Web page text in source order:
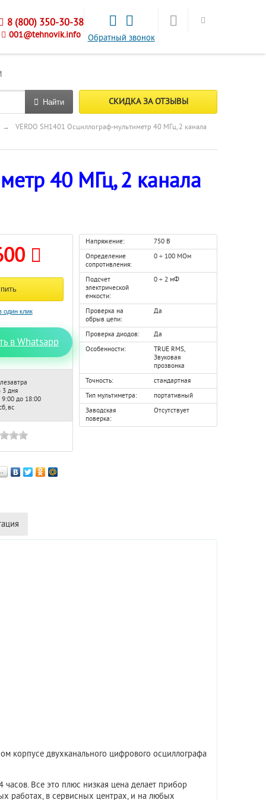
Обратный звонок
8 (800) 350-30-38
001@tehnovik.info
Найти СКИДКА ЗА ОТЗЫВЫ
→
VERDO SH1401 Осциллограф-мультиметр 40 МГц, 2 канала
40 МГц, 2 канала
в Whatsapp
3 дня
до 18:00
вс
Напряжение:
750 В
Определение
сопротивления:
0 ÷ 100 МОм
Подсчет
электрической
емкости:
0 ÷ 2 мФ
Проверка на
обрыв цепи:
Да
Проверка диодов:
Да
Особенности:
TRUE RMS,
Звуковая
прозвонка
Точность:
стандартная
Тип мультиметра:
портативный
Заводская
поверка:
Отсутствует
корпусе двухканального цифрового осциллографа
Все это плюс низкая цена делает прибор
работах, в сервисных центрах, и на любых